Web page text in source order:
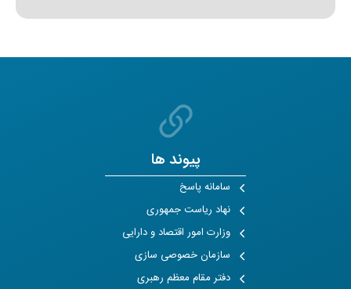
پیوند ها
سامانه پاسخ
نهاد ریاست جمهوری
وزارت امور اقتصاد و دارایی
سازمان خصوصی سازی
دفتر مقام معظم رهبری